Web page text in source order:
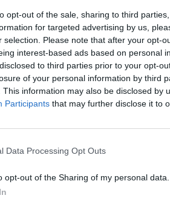
opt-out of the sale, sharing to third
for targeted advertising by us,
selection. Please note that after your opt-
interest-based ads based on personal
to third parties prior to your opt-
of your personal information by third
This information may also be disclosed by
Participants that may further disclose it to
Data Processing Opt Outs
opt-out of the Sharing of my personal data.
la situazione
Pini Zahavi è stato a
Alaba, difensore austriaco
anni. TraBlancos e Bayern
in Italia.
club europei
i numerosi
parziale del legamento
oltre dodici mesi.
il cui futuro non è